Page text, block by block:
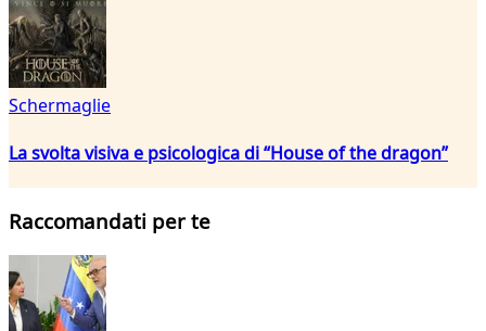
Schermaglie
La svolta visiva e psicologica di “House of the dragon”
Raccomandati per te